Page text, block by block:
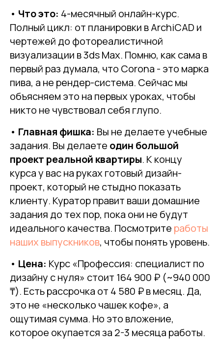
• Что это: 4-месячный онлайн-курс.
Полный цикл: от планировки в ArchiCAD и
чертежей до фотореалистичной
визуализации в 3ds Max. Помню, как сама в
первый раз думала, что Corona - это марка
пива, а не рендер-система. Сейчас мы
объясняем это на первых уроках, чтобы
никто не чувствовал себя глупо.
• Главная фишка: Вы не делаете учебные
задания. Вы делаете один большой
проект реальной квартиры. К концу
курса у вас на руках готовый дизайн-
проект, который не стыдно показать
клиенту. Куратор правит ваши домашние
задания до тех пор, пока они не будут
идеального качества. Посмотрите работы
наших выпускников, чтобы понять уровень.
• Цена: Курс «Профессия: специалист по
дизайну с нуля» стоит 164 900 ₽ (~940 000
₸). Есть рассрочка от 4 580 ₽ в месяц. Да,
это не «несколько чашек кофе», а
ощутимая сумма. Но это вложение,
которое окупается за 2-3 месяца работы.